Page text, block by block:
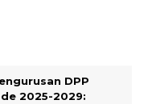
DPP
2025-2029: